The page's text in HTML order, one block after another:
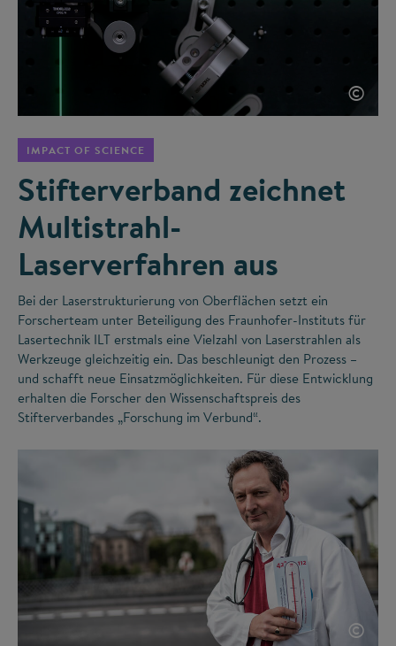
©
IMPACT OF SCIENCE
Stifterverband zeichnet
Multistrahl-
Laserverfahren aus
Bei der Laserstrukturierung von Oberflächen setzt ein
Forscherteam unter Beteiligung des Fraunhofer-Instituts für
Lasertechnik ILT erstmals eine Vielzahl von Laserstrahlen als
Werkzeuge gleichzeitig ein. Das beschleunigt den Prozess –
und schafft neue Einsatzmöglichkeiten. Für diese Entwicklung
erhalten die Forscher den Wissenschaftspreis des
Stifterverbandes „Forschung im Verbund“.
©